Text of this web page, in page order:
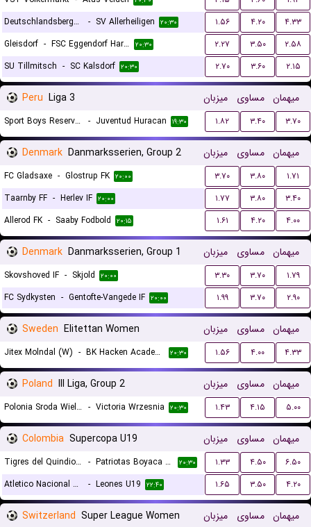
Deutschlandsberger SC
- SV Allerheiligen ۲۰:۳۰ ۱.۵۶ ۴.۲۰
۴.۳۳
Gleisdorf - FSC Eggendorf Hartberg II ۲۰:۳۰ ۲.۲۷ ۳.۵۰
۲.۵۸
SU Tillmitsch - SC Kalsdorf ۲۰:۳۰ ۲.۷۰ ۳.۶۰ ۲.۱۵
Peru Liga 3 میزبان مساوی میهمان
Sport Boys Reserves - Juventud Huracan ۱۹:۳۰ ۱.۸۲ ۳.۴۰ ۳.۷۰
Denmark Danmarksserien, Group 2 میزبان مساوی میهمان
FC Gladsaxe - Glostrup FK ۲۰:۰۰ ۳.۷۰ ۳.۸۰
۱.۷۱
Taarnby FF - Herlev IF ۲۰:۰۰ ۱.۷۷ ۳.۸۰
۳.۴۰
Allerod FK - Saaby Fodbold ۲۰:۱۵ ۱.۶۱ ۴.۲۰ ۴.۰۰
Denmark Danmarksserien, Group 1 میزبان مساوی میهمان
Skovshoved IF - Skjold ۲۰:۰۰ ۳.۳۰ ۳.۷۰
۱.۷۹
FC Sydkysten - Gentofte-Vangede IF ۲۰:۰۰ ۱.۹۹ ۳.۷۰ ۲.۹۰
Sweden Elitettan Women میزبان مساوی میهمان
Jitex Molndal (W) - BK Hacken Academy (W) ۲۰:۳۰ ۱.۵۶ ۴.۰۰ ۴.۳۳
Poland III Liga, Group 2 میزبان مساوی میهمان
Polonia Sroda Wielkopolska - Victoria Wrzesnia ۲۰:۳۰ ۱.۴۳ ۴.۱۵ ۵.۰۰
Colombia Supercopa U19 میزبان مساوی میهمان
Tigres del Quindio U19 - Patriotas Boyaca U19 ۲۰:۳۰ ۱.۳۳ ۴.۵۰
۶.۵۰
Atletico Nacional Medellin U19
- Leones U19 ۲۲:۴۰ ۱.۶۵ ۳.۵۰ ۴.۲۰
Switzerland Super League Women میزبان مساوی میهمان